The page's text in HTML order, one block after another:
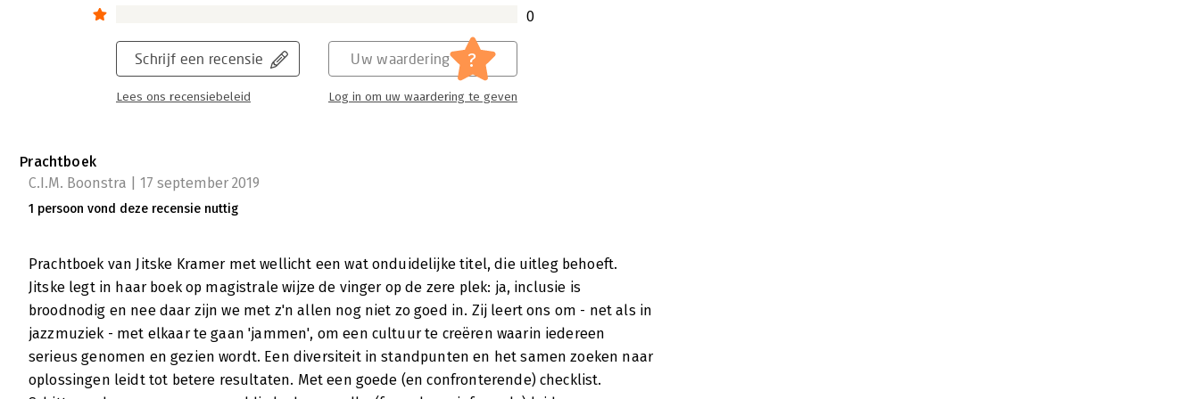
meer inclusie en dus meedoen, meepraten en meebeslissen ofwel co-creatie.
Lees verder
Jam Cultures is weer een prachtig product uit de stal van Jitske Kramer. De heldere
betogen in ieder hoofdstuk zijn gelardeerd met haar antropologische kennis en
Jam Cultures - 'Een boek vol handvatten'
Anke Tijtsma | 4 juli 2019
0
Schrijf een recensie
Lees ons recensiebeleid
Uw waardering ?
Log in om uw waardering te geven
Prachtboek
C.I.M. Boonstra | 17 september 2019
1 persoon vond deze recensie nuttig
Prachtboek van Jitske Kramer met wellicht een wat onduidelijke titel, die uitleg behoeft.
Jitske legt in haar boek op magistrale wijze de vinger op de zere plek: ja, inclusie is
broodnodig en nee daar zijn we met z'n allen nog niet zo goed in. Zij leert ons om - net als in
jazzmuziek - met elkaar te gaan 'jammen', om een cultuur te creëren waarin iedereen
serieus genomen en gezien wordt. Een diversiteit in standpunten en het samen zoeken naar
oplossingen leidt tot betere resultaten. Met een goede (en confronterende) checklist.